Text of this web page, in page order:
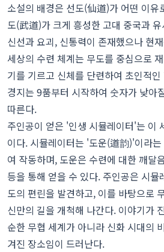
소설의 배경은 선도(仙道)가 어떤 이유
도(武道)가 크게 흥성한 고대 중국과
신선과 요괴, 신통력이 존재했으나 현
세상의 수련 체계는 무도를 중심으로
기를 기르고 신체를 단련하여 초인적
경지는 9품부터 시작하여 숫자가 낮아
따른다.
주인공이 얻은 '인생 시뮬레이터'는 이
이다. 시뮬레이터는 '도운(道韵)'이라
여 작동하며, 도운은 수련에 대한 깨달
등을 통해 얻을 수 있다. 주인공은 시뮬
도의 편린을 발견하고, 이를 바탕으로
신만의 길을 개척해 나간다. 이야기가
순한 무협 세계가 아니라 신화 시대의
겨진 장소임이 드러난다.